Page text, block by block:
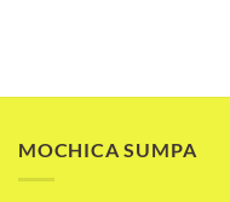
MOCHICA SUMPA